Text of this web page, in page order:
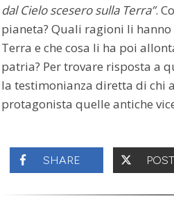
dal Cielo scesero sulla Terra”.
pianeta? Quali ragioni li
Terra e che cosa li ha poi
patria? Per trovare risposta a
la testimonianza diretta di chi
protagonista quelle antiche
SHARE POST